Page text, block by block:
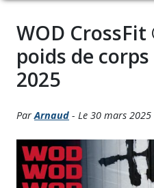
WOD
poids de
2025
ParArnaud - Le 30 mars 2025